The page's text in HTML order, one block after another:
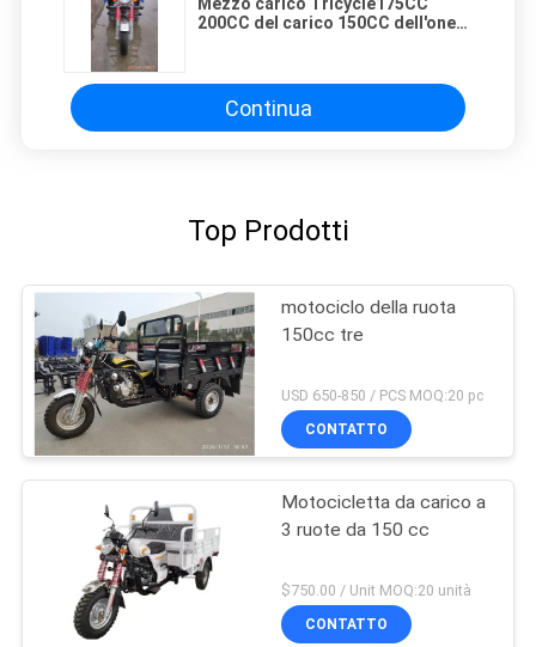
Mezzo carico Tricycle175CC
200CC del carico 150CC dell'onere
Continua
Top Prodotti
motociclo della ruota
150cc tre
USD 650-850 / PCS MOQ:20 pc
CONTATTO
Motocicletta da carico a
3 ruote da 150 cc
$750.00 / Unit MOQ:20 unità
CONTATTO